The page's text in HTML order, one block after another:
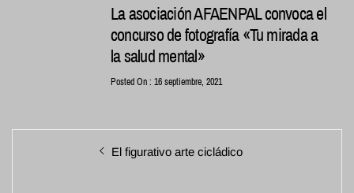
La asociación AFAENPAL convoca el
concurso de fotografía «Tu mirada a
la salud mental»
Posted On : 16 septiembre, 2021
NavegaciónEntrada
El figurativo arte cicládico